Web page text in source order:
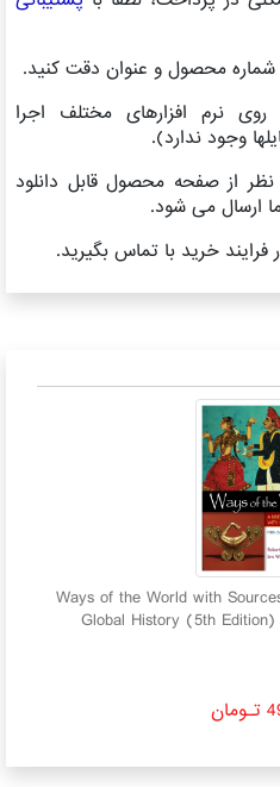
نرم افزارهای مختلف اجرا
وجود ندارد).
از صفحه محصول قابل دانلود
ارسال می شود.
Ways of the World with
Global History (5th